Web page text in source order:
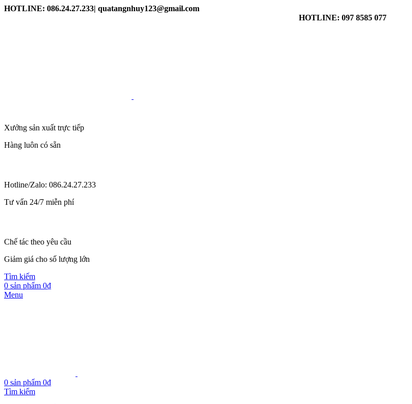
HOTLINE: 086.24.27.233| quatangnhuy123@gmail.com
HOTLINE: 097 8585 077
Xưởng sản xuất trực tiếp
Hàng luôn có sẵn
Hotline/Zalo: 086.24.27.233
Tư vấn 24/7 miễn phí
Chế tác theo yêu cầu
Giảm giá cho số lượng lớn
Tìm kiếm
0 sản phẩm 0₫
Menu
0 sản phẩm 0₫
Tìm kiếm